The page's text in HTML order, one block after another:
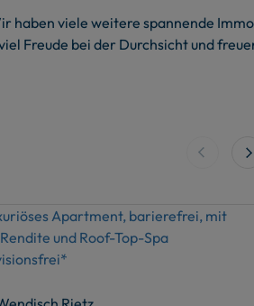
haben viele weitere spannende
Freude bei der Durchsicht und